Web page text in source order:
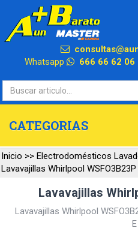
Whatsapp
666 66 62 06
CATEGORIAS
Inicio >> Electrodomésticos
Lavavajillas Whirlpool WSFO3B23P
Lavavajillas
Lavavajillas Whirlpool
E